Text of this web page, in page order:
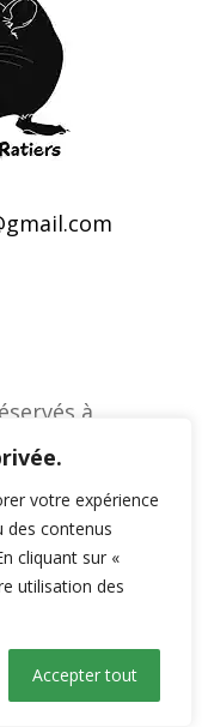
votre expérience
des contenus
cliquant sur «
utilisation des
Accepter tout
à